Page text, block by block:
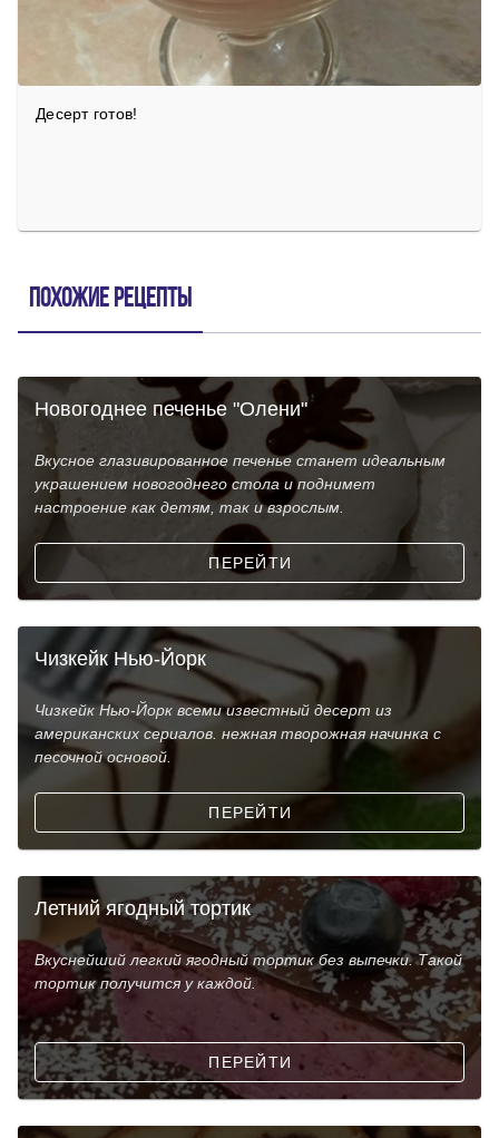
Десерт готов!
Похожие рецепты
Новогоднее печенье "Олени"
Вкусное глазивированное печенье станет идеальным
украшением новогоднего стола и поднимет
настроение как детям, так и взрослым.
ПЕРЕЙТИ
Чизкейк Нью-Йорк
Чизкейк Нью-Йорк всеми известный десерт из
американских сериалов. нежная творожная начинка с
песочной основой.
ПЕРЕЙТИ
Летний ягодный тортик
Вкуснейший легкий ягодный тортик без выпечки. Такой
тортик получится у каждой.
ПЕРЕЙТИ